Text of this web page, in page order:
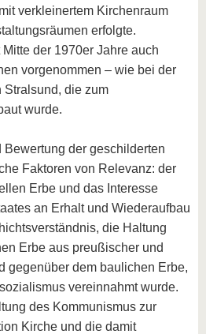
verkleinertem Kirchenraum
erfolgte.
der 1970er Jahre auch
vorgenommen – wie bei der
Stralsund, die zum
wurde.
der geschilderten
Faktoren von Relevanz: der
Erbe und das Interesse
an Erhalt und Wiederaufbau
die Haltung
Erbe aus preußischer und
gegenüber dem baulichen Erbe,
vereinnahmt wurde.
des Kommunismus zur
Kirche und die damit